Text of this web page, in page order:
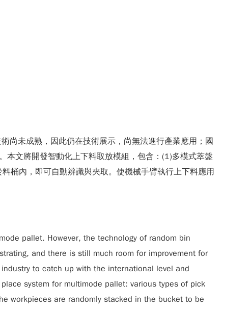
尚未成熟，因此仍在技術展示，尚無法進行產業應用；國
本文將開發智動化上下料取放模組，包含：(1)多模式萃盤
桶內，即可自動辨識與夾取。使機械手臂執行上下料應用
pallet. However, the technology of random bin
and there is still much room for improvement for
to catch up with the international level and
system for multimode pallet: various types of pick
workpieces are randomly stacked in the bucket to be